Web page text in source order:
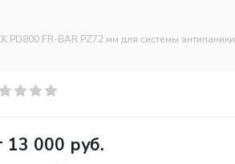
PD800 FR-BAR PZ72 мм для системы антипаники
13 000 руб.